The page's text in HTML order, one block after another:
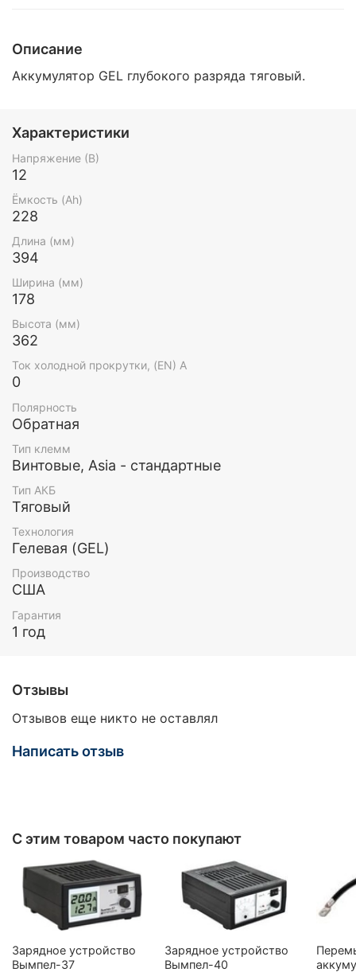
Описание
Аккумулятор GEL глубокого разряда тяговый.
Характеристики
Напряжение (В)
12
Ёмкость (Ah)
228
Длина (мм)
394
Ширина (мм)
178
Высота (мм)
362
Ток холодной прокрутки, (EN) А
0
Полярность
Обратная
Тип клемм
Винтовые, Asia - стандартные
Тип АКБ
Тяговый
Технология
Гелевая (GEL)
Производство
США
Гарантия
1 год
Отзывы
Отзывов еще никто не оставлял
Написать отзыв
С этим товаром часто покупают
Зарядное устройство
Вымпел-37
Зарядное устройство
Вымпел-40